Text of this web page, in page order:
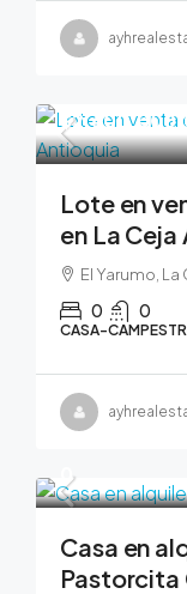
Lote en
en La
El Yarumo,
0 0
CASA-
Casa en
Pastorcita